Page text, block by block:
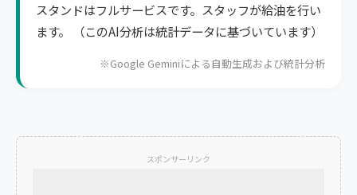
スタンドはフルサービスです。スタッフが給油を行い
ます。 （このAI分析は統計データに基づいています）
※Google Geminiによる自動生成および統計分析
スポンサーリンク